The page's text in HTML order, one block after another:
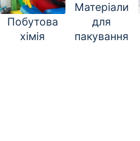
Побутова
хімія
Матеріали
для
пакування